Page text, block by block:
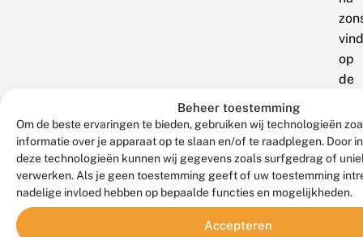
Beheer toestemming
Om de beste ervaringen te bieden, gebruiken wij technologieën
informatie over je apparaat op te slaan en/of te raadplegen. Door
deze technologieën kunnen wij gegevens zoals surfgedrag of
verwerken. Als je geen toestemming geeft of uw toestemming
nadelige invloed hebben op bepaalde functies en mogelijkheden.
Accepteren
op
de
van
ze